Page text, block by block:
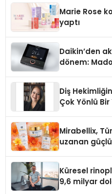
Marie Rose
yaptı
Daikin’den
dönem:
Diş
Çok Yönlü
Mirabellix,
uzanan
Küresel
9,6 milyar